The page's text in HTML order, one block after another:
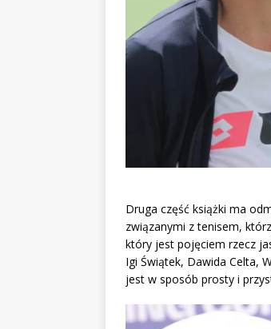
Druga część książki ma
związanymi z tenisem,
który jest pojęciem rzecz
Igi Świątek, Dawida Celta,
jest w sposób prosty i